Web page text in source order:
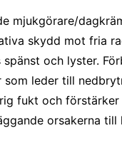
mjukgörare/
skydd mot fria
och lyster.
leder till
fukt och
orsakerna till